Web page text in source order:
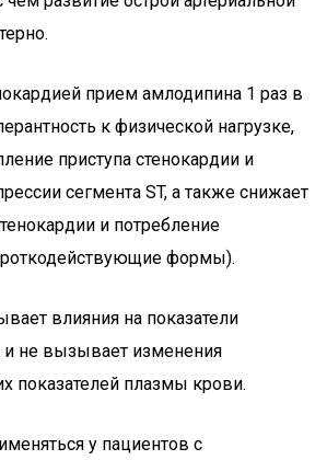
прием амлодипина 1 раз в
к физической нагрузке,
приступа стенокардии и
сегмента ST, а также снижает
и потребление
формы).
влияния на показатели
не вызывает изменения
показателей плазмы крови.
у пациентов с